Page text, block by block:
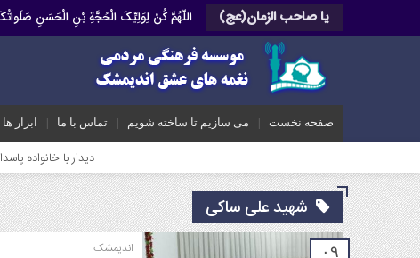
یا صاحب الزمان(عج) اللّهُمَّ کُنْ لِوَلِیِّکَ الْحُجَّةِ بْنِ الْحَسَنِ
صفحه نخست می سازیم تا ساخته شویم تماس با ما ابزار ها
دیدار با خانواده پاسدار شهید
شهید علی ساکی
۰۹ اندیمشک